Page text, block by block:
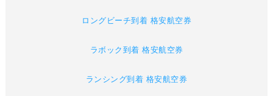
ロングビーチ到着 格安航空券
ラボック到着 格安航空券
ランシング到着 格安航空券